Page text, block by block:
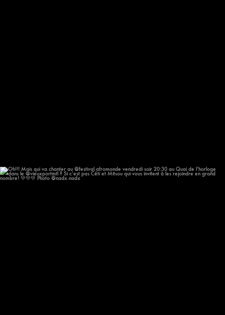
Oh!!! Mais qui va chanter au @festival.afromonde